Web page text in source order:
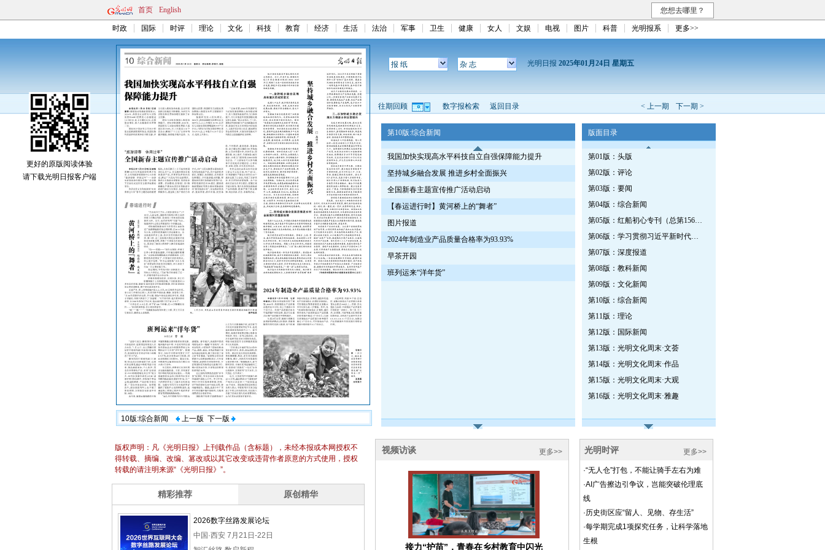
首页 English 您想去哪里？
时政 国际 时评 理论 文化 科技 教育 经济 生活 法治 军事 卫生 健康 女人 文娱 电视 图片 科普 光明报系 更多>>
10版:综合新闻 上一版 下一版
报 纸 杂 志 光明日报 2025年01月24日 星期五
< 上一期 下一期 >
往期回顾 数字报检索 返回目录
第10版:综合新闻
我国加快实现高水平科技自立自强保障能力提升
坚持城乡融合发展 推进乡村全面振兴
全国新春主题宣传推广活动启动
【春运进行时】黄河桥上的“舞者”
图片报道
2024年制造业产品质量合格率为93.93%
早茶开园
班列运来“洋年货”
版面目录
第01版：头版
第02版：评论
第03版：要闻
第04版：综合新闻
第05版：红船初心专刊（总第1562期）
第06版：学习贯彻习近平新时代中国特色社会主义思想专刊
第07版：深度报道
第08版：教科新闻
第09版：文化新闻
第10版：综合新闻
第11版：理论
第12版：国际新闻
第13版：光明文化周末·文荟
第14版：光明文化周末·作品
第15版：光明文化周末·大观
第16版：光明文化周末·雅趣
更好的原版阅读体验
请下载光明日报客户端